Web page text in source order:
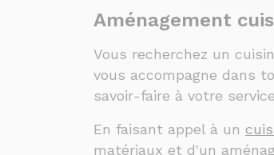
Aménagement
Vous recherchez un
vous accompagne dans
savoir-faire à votre
En faisant appel à un
matériaux et d'un